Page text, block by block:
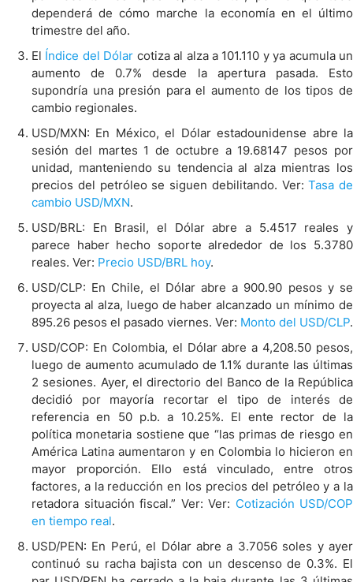
dependerá de cómo marche la economía en el último
trimestre del año.
El Índice del Dólar cotiza al alza a 101.110 y ya acumula un
aumento de 0.7% desde la apertura pasada. Esto
supondría una presión para el aumento de los tipos de
cambio regionales.
USD/MXN: En México, el Dólar estadounidense abre la
sesión del martes 1 de octubre a 19.68147 pesos por
unidad, manteniendo su tendencia al alza mientras los
precios del petróleo se siguen debilitando. Ver:Tasa de
cambio USD/MXN.
USD/BRL: En Brasil, el Dólar abre a 5.4517 reales y
parece haber hecho soporte alrededor de los 5.3780
reales. Ver: Precio USD/BRL hoy.
USD/CLP: En Chile, el Dólar abre a 900.90 pesos y se
proyecta al alza, luego de haber alcanzado un mínimo de
895.26 pesos el pasado viernes. Ver: Monto del USD/CLP.
USD/COP: En Colombia, el Dólar abre a 4,208.50 pesos,
luego de aumento acumulado de 1.1% durante las últimas
2 sesiones. Ayer, el directorio del Banco de la República
decidió por mayoría recortar el tipo de interés de
referencia en 50 p.b. a 10.25%. El ente rector de la
política monetaria sostiene que “las primas de riesgo en
América Latina aumentaron y en Colombia lo hicieron en
mayor proporción. Ello está vinculado, entre otros
factores, a la reducción en los precios del petróleo y a la
retadora situación fiscal.” Ver: Ver: Cotización USD/COP
en tiempo real.
USD/PEN: En Perú, el Dólar abre a 3.7056 soles y ayer
continuó su racha bajista con un descenso de 0.3%. El